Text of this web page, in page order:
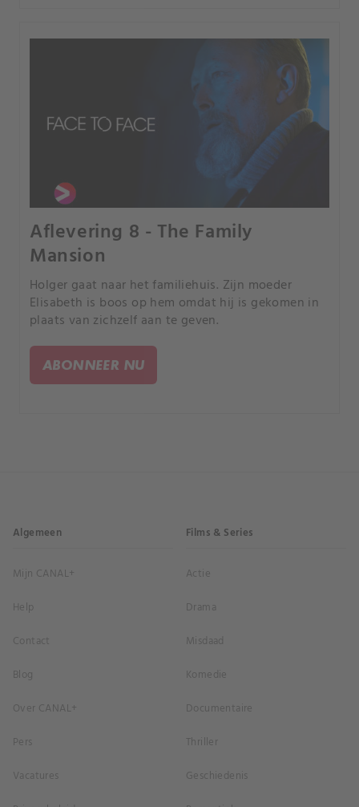
Aflevering 8 - The Family
Mansion
Holger gaat naar het familiehuis. Zijn moeder
Elisabeth is boos op hem omdat hij is gekomen in
plaats van zichzelf aan te geven.
ABONNEER NU
Algemeen
Mijn CANAL+
Help
Contact
Blog
Over CANAL+
Pers
Vacatures
Films & Series
Actie
Drama
Misdaad
Komedie
Documentaire
Thriller
Geschiedenis